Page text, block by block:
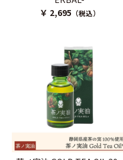
￥ 2,695 （税込）